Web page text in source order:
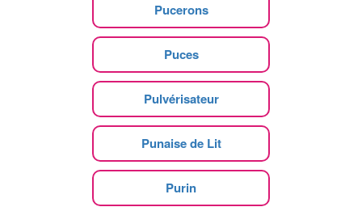
Pucerons
Puces
Pulvérisateur
Punaise de Lit
Purin